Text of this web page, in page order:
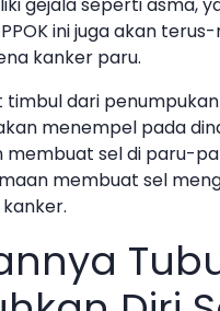
ini juga akan
kanker paru.
timbul dari
menempel pada
sel di paru-
membuat sel